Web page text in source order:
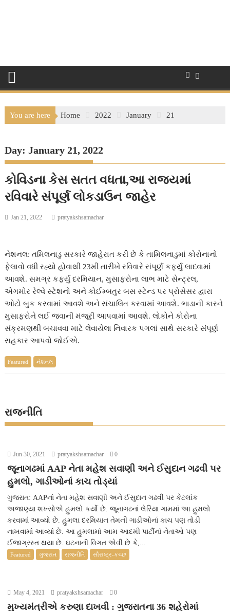
You are here Home 2022 January 21
Day: January 21, 2022
કોવિડના કેસ સતત વધતા,આ રાજ્યમાં
રવિવારે સંપૂર્ણ લોકડાઉન જાહેર
Jan 21, 2022 pratyakshsamachar
નેશનલ: તમિલનાડુ સરકારે જાહેરાત કરી છે કે તામિલનાડુમાં કોરોનાનો
ફેલાવો વધી રહ્યો હોવાથી 23મી તારીખે રવિવારે સંપૂર્ણ કર્ફ્યુ લાદવામાં
આવશે. સમગ્ર કર્ફ્યુ દરમિયાન, મુસાફરોના લાભ માટે સેન્ટ્રલ,
એગમોર રેલ્વે સ્ટેશનો અને કોઈમ્બતુર બસ સ્ટેન્ડ પર પ્રોસેસર દ્વારા
ઓટો બુક કરવામાં આવશે અને સંચાલિત કરવામાં આવશે. ભાડાની કારને
મુસાફરોને લઈ જવાની મંજૂરી આપવામાં આવશે. લોકોને કોરોના
સંક્રમણથી બચાવવા માટે લેવાયેલા નિવારક પગલાં સાથે સરકારે સંપૂર્ણ
સહકાર આપવો જોઈએ.
Featured નેશનલ
રાજનીતિ
Jun 30, 2021 pratyakshsamachar 0
જૂનાગઢમાં AAP નેતા મહેશ સવાણી અને ઈસુદાન ગઢવી પર
હુમલો, ગાડીઓનાં કાચ તોડ્યાં
ગુજરાત: AAPનાં નેતા મહેશ સવાણી અને ઈસુદાન ગઢવી પર કેટલાંક
અજાણ્યા શખ્સોએ હુમલો કર્યો છે. જૂનાગઢનાં લેરિયા ગામમાં આ હુમલો
કરવામાં આવ્યો છે. હુમલા દરમિયાન તેમની ગાડીઓનાં કાચ પણ તોડી
નાખવામાં આવ્યાં છે. આ હુમલામાં આમ આદમી પાર્ટીનાં નેતાઓ પણ
ઈજાગ્રસ્ત થયા છે. ઘટનાની વિગત એવી છે કે,...
Featured ગુજરાત રાજનીતિ સૌરાષ્ટ્ર-કચ્છ
May 4, 2021 pratyakshsamachar 0
મુખ્યમંત્રીએ કરુણા દાખવી : ગુજરાતના 36 શહેરોમાં